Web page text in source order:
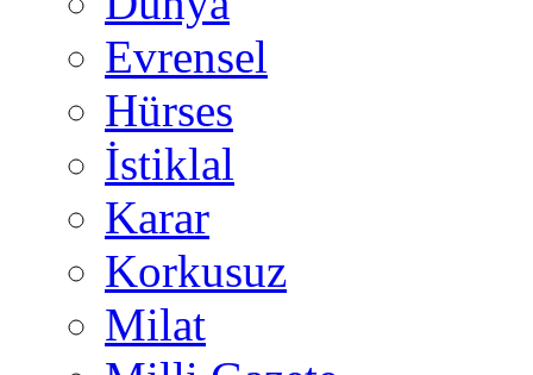
Evrensel
Hürses
İstiklal
Karar
Korkusuz
Milat